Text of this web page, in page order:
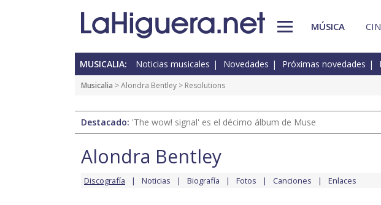
MÚSICA
MUSICALIA: Noticias musicales Novedades Próximas novedades
Musicalia >Alondra Bentley > Resolutions
Destacado: 'The wow! signal' es el décimo álbum de Muse
Alondra Bentley
Discografía Noticias Biografía Fotos Canciones Enlaces